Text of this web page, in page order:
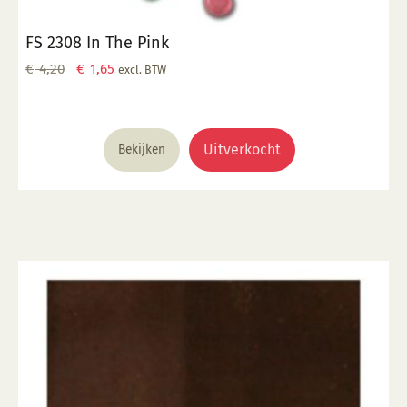
FS 2308 In The Pink
€4,20
Oorspronkelijke
€ 4,20.
€ 1,65 Huidige
€ 1,65.
excl. BTW
Bekijken Uitverkocht